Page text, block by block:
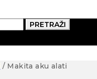
PRETRAŽI
/ Makita aku alati